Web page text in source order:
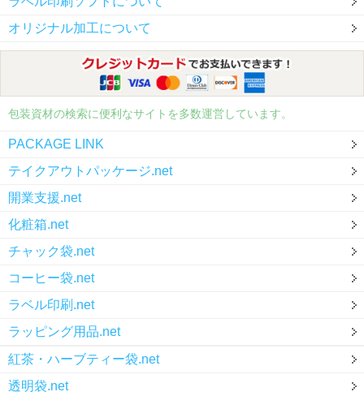
オリジナル加工について
包装資材の検索に便利なサイトを多数運営しています。
PACKAGE LINK
テイクアウトパッケージ.net
開業支援.net
化粧箱.net
チャック袋.net
コーヒー袋.net
ラベル印刷.net
ラッピング用品.net
紅茶・ハーブティー袋.net
透明袋.net